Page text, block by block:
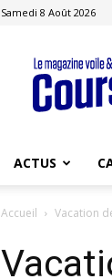
Samedi 8 Août 2026
ACTUS
Accueil Vacation